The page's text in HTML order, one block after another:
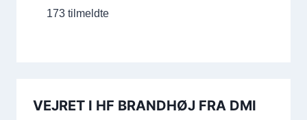
173 tilmeldte
VEJRET I HF BRANDHØJ FRA DMI